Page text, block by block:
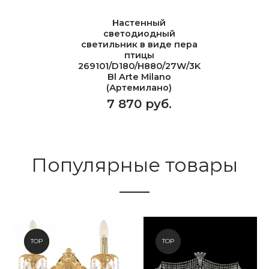
Настенный
светодиодный
светильник в виде пера
птицы
269101/D180/H880/27W/3K
Bl Arte Milano
(Артемилано)
7 870 руб.
Популярные товары
NEW
TOP TOP